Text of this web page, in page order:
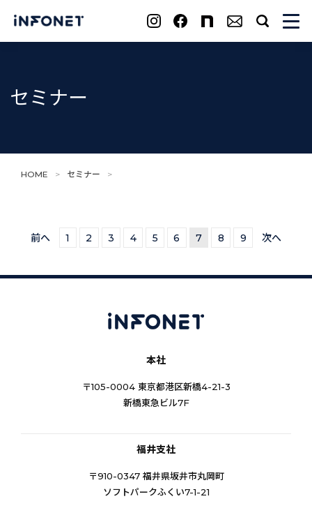
search
セミナー
HOME > セミナー >
前へ 1 2 3 4 5 6 7 8 9 次へ
本社
〒105-0004 東京都港区新橋4-21-3
新橋東急ビル7F
福井支社
〒910-0347 福井県坂井市丸岡町
ソフトパークふくい7-1-21